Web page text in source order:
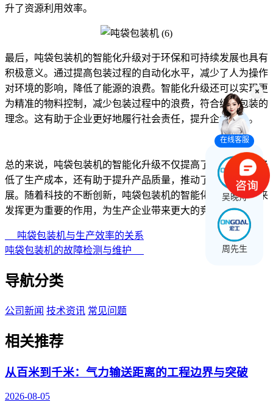
升了资源利用效率。
最后，吨袋包装机的智能化升级对于环保和可持续发展也具有
积极意义。通过提高包装过程的自动化水平，减少了人为操作
对环境的影响，降低了能源的浪费。智能化升级还可以实现更
为精准的物料控制，减少包装过程中的浪费，符合绿色包装的
理念。这有助于企业更好地履行社会责任，提升企业形象。
总的来说，吨袋包装机的智能化升级不仅提高了生产效率，降
低了生产成本，还有助于提升产品质量，推动了包装行业的发
展。随着科技的不断创新，吨袋包装机的智能化升级将在未来
发挥更为重要的作用，为生产企业带来更大的竞争优势。
吨袋包装机与生产效率的关系
吨袋包装机的故障检测与维护
导航分类
公司新闻 技术资讯 常见问题
相关推荐
从百米到千米：气力输送距离的工程边界与突破
2026-08-05
在线客服
吴晚舟
周先生